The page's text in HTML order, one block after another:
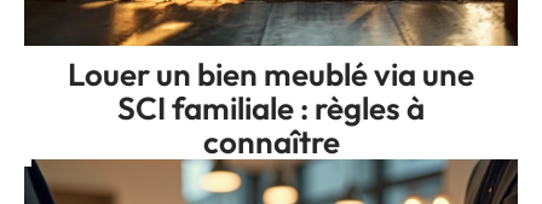
Louer un bien meublé via une
SCI familiale : règles à
connaître